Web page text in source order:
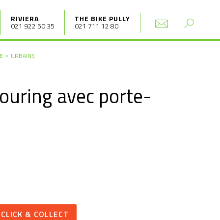
RIVIERA
021 922 50 35
THE BIKE PULLY
021 711 12 80
URBAINS
avec porte-
CLICK & COLLECT